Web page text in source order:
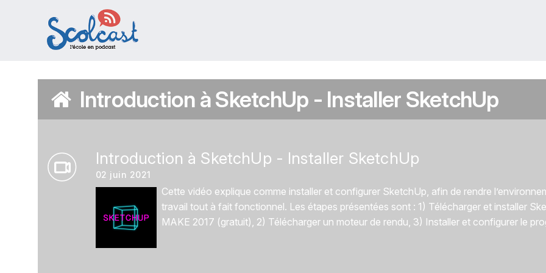
Aller au contenu principal
Introduction à SketchUp - Installer SketchUp
Introduction à SketchUp - Installer SketchUp
02 juin 2021
Cette vidéo explique comme installer et configurer SketchUp, afin de rendre
travail tout à fait fonctionnel. Les étapes présentées sont : 1) Télécharger et installer
MAKE 2017 (gratuit), 2) Télécharger un moteur de rendu, 3) Installer et configurer le